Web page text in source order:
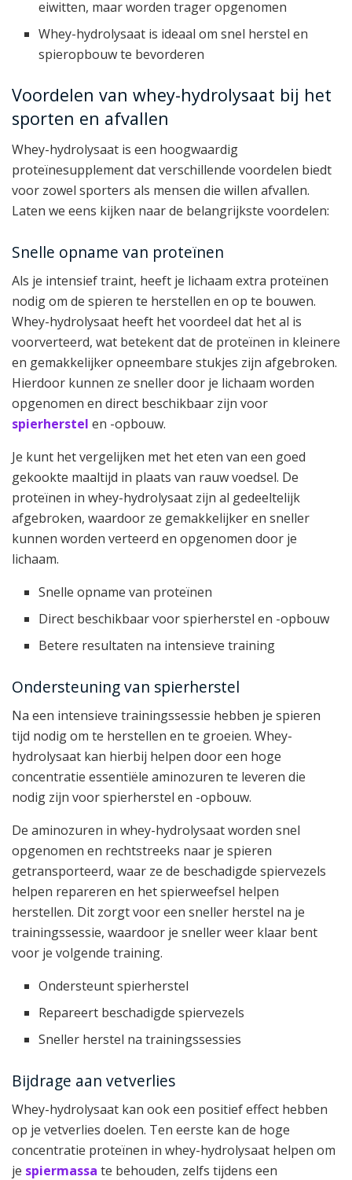
eiwitten, maar worden trager opgenomen
Whey-hydrolysaat is ideaal om snel herstel en
spieropbouw te bevorderen
Voordelen van whey-hydrolysaat bij het
sporten en afvallen
Whey-hydrolysaat is een hoogwaardig
proteïnesupplement dat verschillende voordelen biedt
voor zowel sporters als mensen die willen afvallen.
Laten we eens kijken naar de belangrijkste voordelen:
Snelle opname van proteïnen
Als je intensief traint, heeft je lichaam extra proteïnen
nodig om de spieren te herstellen en op te bouwen.
Whey-hydrolysaat heeft het voordeel dat het al is
voorverteerd, wat betekent dat de proteïnen in kleinere
en gemakkelijker opneembare stukjes zijn afgebroken.
Hierdoor kunnen ze sneller door je lichaam worden
opgenomen en direct beschikbaar zijn voor
spierherstel en -opbouw.
Je kunt het vergelijken met het eten van een goed
gekookte maaltijd in plaats van rauw voedsel. De
proteïnen in whey-hydrolysaat zijn al gedeeltelijk
afgebroken, waardoor ze gemakkelijker en sneller
kunnen worden verteerd en opgenomen door je
lichaam.
Snelle opname van proteïnen
Direct beschikbaar voor spierherstel en -opbouw
Betere resultaten na intensieve training
Ondersteuning van spierherstel
Na een intensieve trainingssessie hebben je spieren
tijd nodig om te herstellen en te groeien. Whey-
hydrolysaat kan hierbij helpen door een hoge
concentratie essentiële aminozuren te leveren die
nodig zijn voor spierherstel en -opbouw.
De aminozuren in whey-hydrolysaat worden snel
opgenomen en rechtstreeks naar je spieren
getransporteerd, waar ze de beschadigde spiervezels
helpen repareren en het spierweefsel helpen
herstellen. Dit zorgt voor een sneller herstel na je
trainingssessie, waardoor je sneller weer klaar bent
voor je volgende training.
Ondersteunt spierherstel
Repareert beschadigde spiervezels
Sneller herstel na trainingssessies
Bijdrage aan vetverlies
Whey-hydrolysaat kan ook een positief effect hebben
op je vetverlies doelen. Ten eerste kan de hoge
concentratie proteïnen in whey-hydrolysaat helpen om
je spiermassa te behouden, zelfs tijdens een